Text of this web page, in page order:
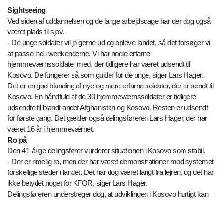
Sightseeing
Ved siden af uddannelsen og de lange arbejdsdage har der dog også
været plads til sjov.
- De unge soldater vil jo gerne ud og opleve landet, så det forsøger vi
at passe ind i weekenderne. Vi har nogle erfarne
hjemmeværnssoldater med, der tidligere har været udsendt til
Kosovo. De fungerer så som guider for de unge, siger Lars Hager.
Det er en god blanding af nye og mere erfarne soldater, der er sendt til
Kosovo. En håndfuld af de 30 hjemmeværnssoldater er tidligere
udsendte til blandt andet Afghanistan og Kosovo. Resten er udsendt
for første gang. Det gælder også delingsføreren Lars Hager, der har
været 16 år i hjemmeværnet.
Ro på
Den 41-årige delingsfører vurderer situationen i Kosovo som stabil.
- Der er rimelig ro, men der har været demonstrationer mod systemet
forskellige steder i landet. Det har dog været langt fra lejren, og det har
ikke betydet noget for KFOR, siger Lars Hager.
Delingsføreren understreger dog, at udviklingen i Kosovo hurtigt kan